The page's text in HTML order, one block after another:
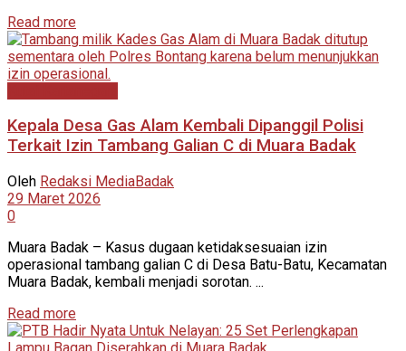
Read more
Kepala Desa Gas Alam Kembali Dipanggil Polisi
Terkait Izin Tambang Galian C di Muara Badak
Oleh Redaksi MediaBadak
29 Maret 2026
0
Muara Badak – Kasus dugaan ketidaksesuaian izin
operasional tambang galian C di Desa Batu-Batu, Kecamatan
Muara Badak, kembali menjadi sorotan. ...
Read more